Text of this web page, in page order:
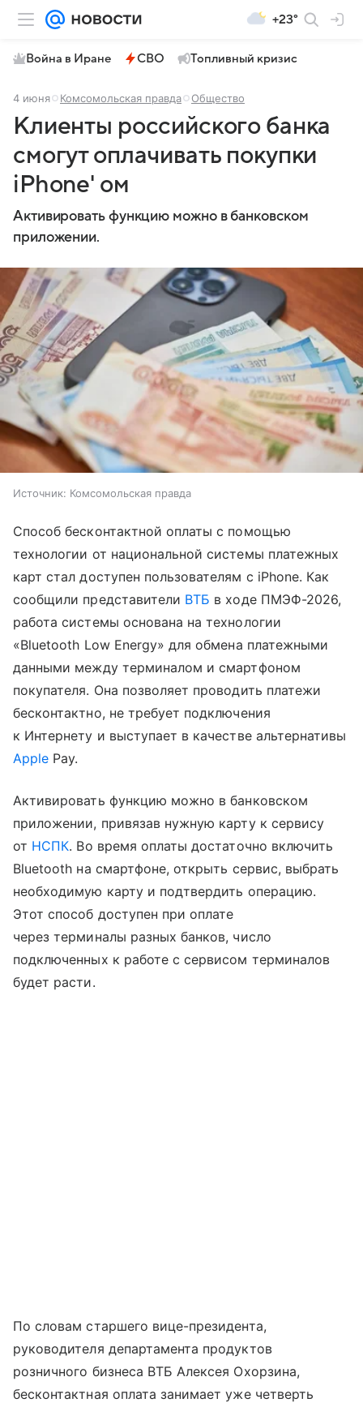
+23°
Война в Иране СВО Топливный кризис
4 июня Комсомольская правда Общество
Клиенты российского банка
смогут оплачивать покупки
iPhone' ом
Активировать функцию можно в банковском
приложении.
Источник: Комсомольская правда
Способ бесконтактной оплаты с помощью
технологии от национальной системы платежных
карт стал доступен пользователям с iPhone. Как
сообщили представители ВТБ в ходе ПМЭФ-2026,
работа системы основана на технологии
«Bluetooth Low Energy» для обмена платежными
данными между терминалом и смартфоном
покупателя. Она позволяет проводить платежи
бесконтактно, не требует подключения
к Интернету и выступает в качестве альтернативы
Apple Pay.
Активировать функцию можно в банковском
приложении, привязав нужную карту к сервису
от НСПК. Во время оплаты достаточно включить
Bluetooth на смартфоне, открыть сервис, выбрать
необходимую карту и подтвердить операцию.
Этот способ доступен при оплате
через терминалы разных банков, число
подключенных к работе с сервисом терминалов
будет расти.
По словам старшего вице-президента,
руководителя департамента продуктов
розничного бизнеса ВТБ Алексея Охорзина,
бесконтактная оплата занимает уже четверть